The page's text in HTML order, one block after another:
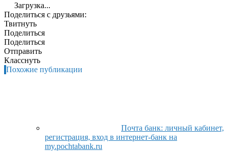
Загрузка...
Поделиться с друзьями:
Твитнуть
Поделиться
Поделиться
Отправить
Класснуть
Похожие публикации
Почта банк: личный кабинет,
регистрация, вход в интернет-банк на
my.pochtabank.ru